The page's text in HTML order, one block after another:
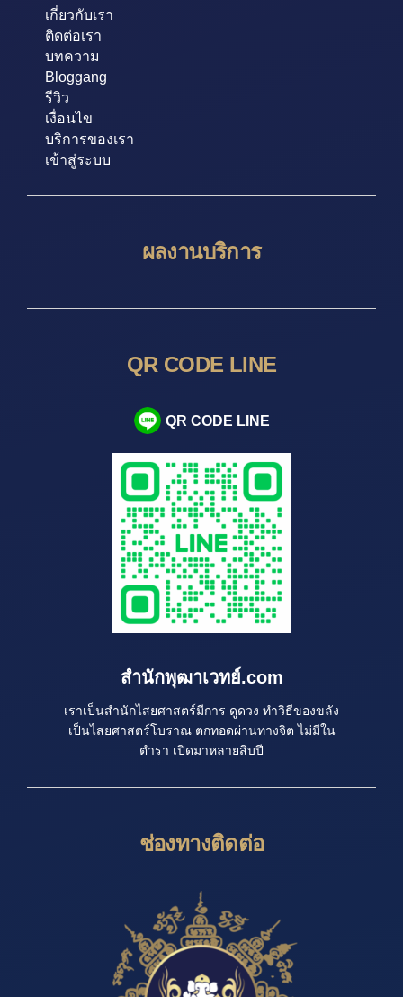
เกี่ยวกับเรา
ติดต่อเรา
บทความ
Bloggang
รีวิว
เงื่อนไข
บริการของเรา
เข้าสู่ระบบ
ผลงานบริการ
QR CODE LINE
QR CODE LINE
สำนักพุฒาเวทย์.com
เราเป็นสำนักไสยศาสตร์มีการ ดูดวง ทำวิธีของขลัง
เป็นไสยศาสตร์โบราณ ตกทอดผ่านทางจิต ไม่มีใน
ตำรา เปิดมาหลายสิบปี
ช่องทางติดต่อ